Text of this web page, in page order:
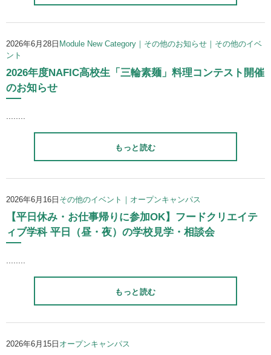
2026年6月28日 Module New Category｜その他のお知らせ｜その他のイベ
ント
2026年度NAFIC高校生「三輪素麺」料理コンテスト開催
のお知らせ
もっと読む
2026年6月16日 その他のイベント｜オープンキャンパス
【平日休み・お仕事帰りに参加OK】フードクリエイテ
ィブ学科 平日（昼・夜）の学校見学・相談会
もっと読む
2026年6月15日 オープンキャンパス